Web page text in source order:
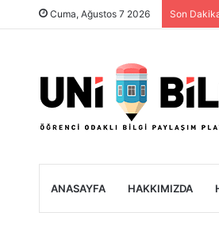
Cuma, Ağustos 7 2026 Son
ANASAYFA HAKKIMIZDA